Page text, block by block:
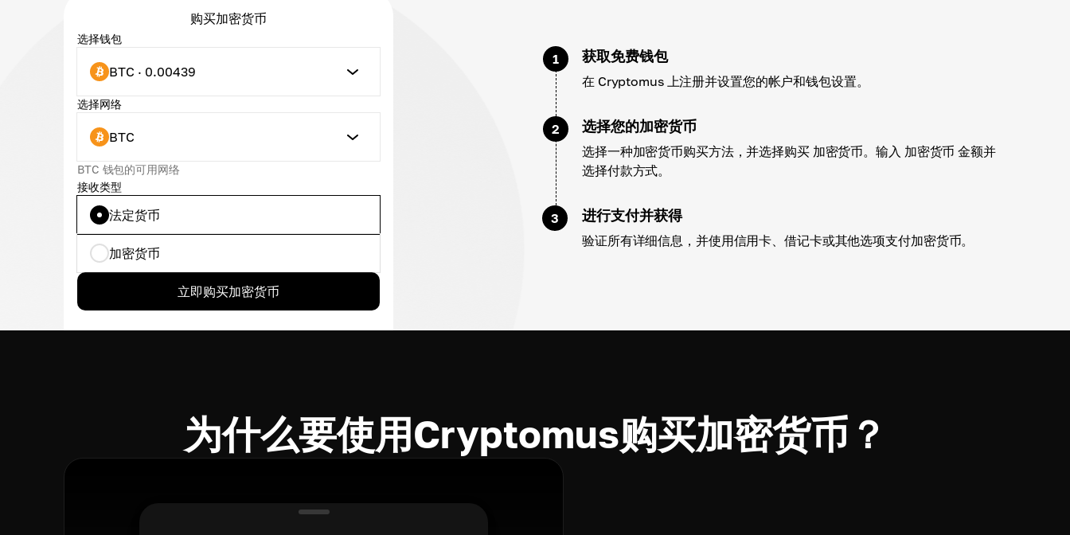
购买加密货币
选择钱包
BTC · 0.00439
选择网络
BTC
BTC 钱包的可用网络
接收类型
法定货币
加密货币
立即购买加密货币
1 获取免费钱包
在 Cryptomus 上注册并设置您的帐户和钱包设置。
2 选择您的加密货币
选择一种加密货币购买方法，并选择购买 加密货币。输入 加密货币 金额并
选择付款方式。
3 进行支付并获得
验证所有详细信息，并使用信用卡、借记卡或其他选项支付加密货币。
为什么要使用Cryptomus购买加密货币？